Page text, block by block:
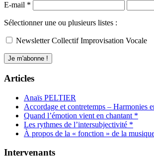
E-mail *
Sélectionner une ou plusieurs listes :
Newsletter Collectif Improvisation Vocale
Articles
Anaïs PELTIER
Accordage et contretemps – Harmonies
Quand l’émotion vient en chantant *
Les rythmes de l’intersubjectivité *
À propos de la « fonction » de la
Intervenants